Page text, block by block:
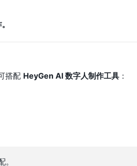
搭配 HeyGen AI 数字人制作工具 ：